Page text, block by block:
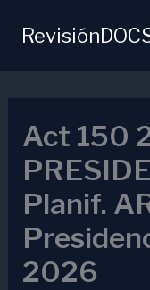
Act 150
Planif.
2026